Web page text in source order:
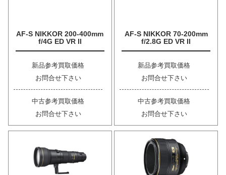
AF-S NIKKOR 200-400mm
f/4G ED VR II
新品参考買取価格
お問合せ下さい
中古参考買取価格
お問合せ下さい
AF-S NIKKOR 70-200mm
f/2.8G ED VR II
新品参考買取価格
お問合せ下さい
中古参考買取価格
お問合せ下さい